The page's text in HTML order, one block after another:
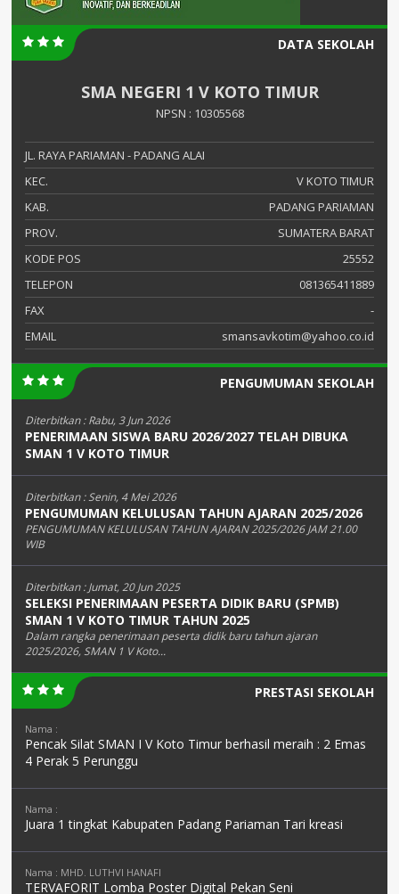
DATA SEKOLAH
SMA NEGERI 1 V KOTO TIMUR
NPSN : 10305568
JL. RAYA PARIAMAN - PADANG ALAI
KEC.
V KOTO TIMUR
KAB.
PADANG PARIAMAN
PROV.
SUMATERA BARAT
KODE POS
25552
TELEPON
081365411889
FAX
-
EMAIL
smansavkotim@yahoo.co.id
PENGUMUMAN SEKOLAH
Diterbitkan :Rabu, 3 Jun 2026
PENERIMAAN SISWA BARU 2026/2027 TELAH DIBUKA
SMAN 1 V KOTO TIMUR
Diterbitkan :Senin, 4 Mei 2026
PENGUMUMAN KELULUSAN TAHUN AJARAN 2025/2026
PENGUMUMAN KELULUSAN TAHUN AJARAN 2025/2026 JAM 21.00
WIB
Diterbitkan :Jumat, 20 Jun 2025
SELEKSI PENERIMAAN PESERTA DIDIK BARU (SPMB)
SMAN 1 V KOTO TIMUR TAHUN 2025
Dalam rangka penerimaan peserta didik baru tahun ajaran
2025/2026, SMAN 1 V Koto...
PRESTASI SEKOLAH
Nama :
Pencak Silat SMAN I V Koto Timur berhasil meraih : 2 Emas
4 Perak 5 Perunggu
Nama :
Juara 1 tingkat Kabupaten Padang Pariaman Tari kreasi
Nama : MHD. LUTHVI HANAFI
TERVAFORIT Lomba Poster Digital Pekan Seni